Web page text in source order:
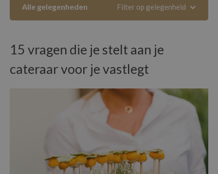
Alle gelegenheden Filter op gelegenheid
15 vragen die je stelt aan je
cateraar voor je vastlegt